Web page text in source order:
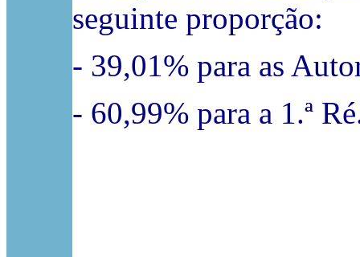
seguinte proporção:
- 39,01% para as
- 60,99% para a 1.ª